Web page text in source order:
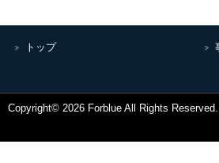
トップ
Copyright© 2026 Forblue All Rights Reserved.